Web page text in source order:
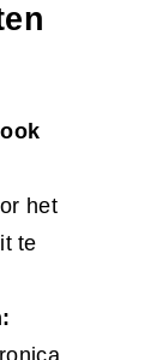
het
te